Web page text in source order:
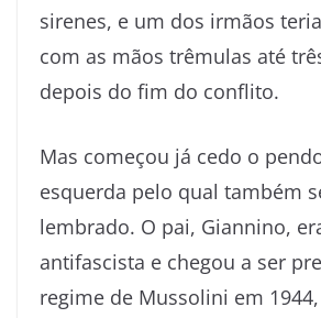
sirenes, e um dos irmãos
com as mãos trêmulas até
depois do fim do conflito.
Mas começou já cedo o
esquerda pelo qual também
lembrado. O pai, Giannino,
antifascista e chegou a ser
regime de Mussolini em